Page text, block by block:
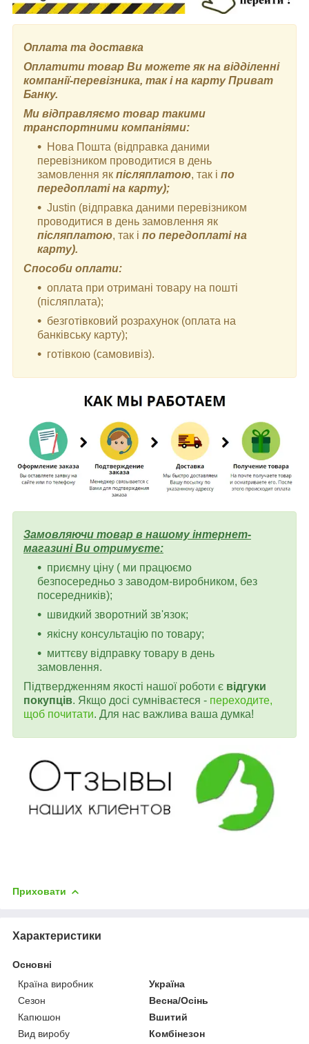
Оплата та доставка
Оплатити товар Ви можете як на відділенні
компанії-перевізника, так і на карту Приват
Банку.
Ми відправляємо товар такими
транспортними компаніями:
Нова Пошта (відправка даними
перевізником проводитися в день
замовлення як післяплатою, так і по
передоплаті на карту);
Justin (відправка даними перевізником
проводитися в день замовлення як
післяплатою, так і по передоплаті на
карту).
Способи оплати:
оплата при отримані товару на пошті
(післяплата);
безготівковий розрахунок (оплата на
банківську карту);
готівкою (самовивіз).
Замовляючи товар в нашому інтернет-
магазині Ви отримуєте:
приємну ціну ( ми працюємо
безпосередньо з заводом-виробником, без
посередників);
швидкий зворотний зв'язок;
якісну консультацію по товару;
миттєву відправку товару в день
замовлення.
Підтвердженням якості нашої роботи є відгуки
покупців. Якщо досі сумніваєтеся - переходите,
щоб почитати. Для нас важлива ваша думка!
Приховати
Характеристики
Основні
Країна виробник
Україна
Сезон
Весна/Осінь
Капюшон
Вшитий
Вид виробу
Комбінезон